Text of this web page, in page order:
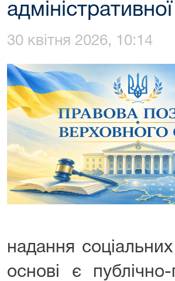
30 квітня 2026, 10:14
надання
основі є